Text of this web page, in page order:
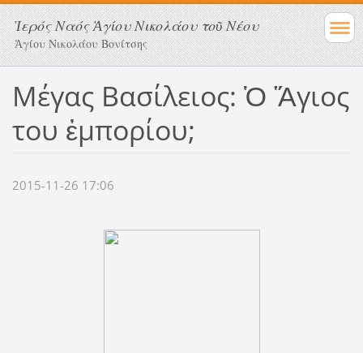
Ἱερός Ναός Ἁγίου Νικολάου τοῦ Νέου
Ἁγίου Νικολάου Βονίτσης
Μέγας Βασίλειος: Ὁ Ἅγιος
του ἐμπορίου;
2015-11-26 17:06